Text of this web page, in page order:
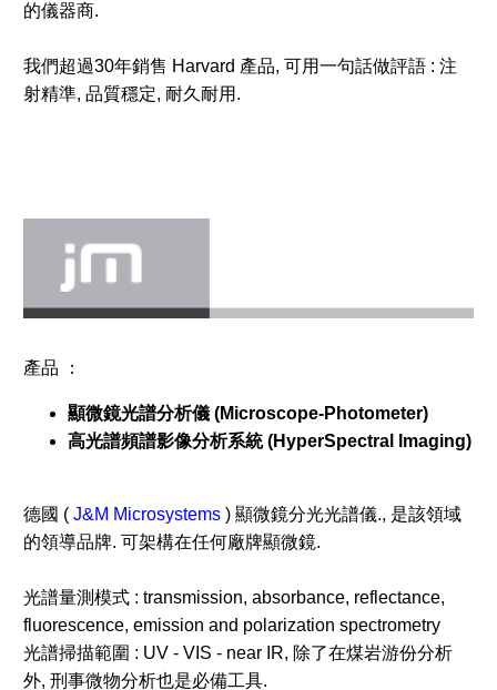
的儀器商.
我們超過30年銷售 Harvard 產品, 可用一句話做評語 : 注
射精準, 品質穩定, 耐久耐用.
產品 ：
顯微鏡光譜分析儀 (Microscope-Photometer)
高光譜頻譜影像分析系統 (HyperSpectral Imaging)
德國 (J&M Microsystems ) 顯微鏡分光光譜儀., 是該領域
的領導品牌. 可架構在任何廠牌顯微鏡.
光譜量測模式 : transmission, absorbance, reflectance,
fluorescence, emission and polarization spectrometry
光譜掃描範圍 : UV - VIS - near IR, 除了在煤岩游份分析
外, 刑事微物分析也是必備工具.